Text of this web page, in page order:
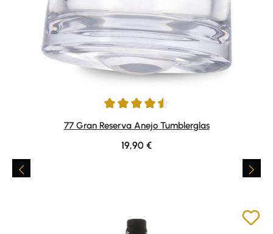
Durchschnittliche Bewertung von 4.5 von 5 Sternen
77 Gran Reserva Anejo Tumblerglas
Regulärer Preis:
19,90 €